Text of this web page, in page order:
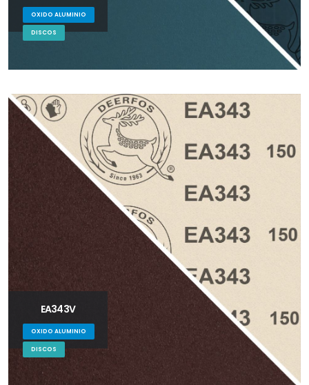
OXIDO ALUMINIO
DISCOS
EA343V
OXIDO ALUMINIO
DISCOS